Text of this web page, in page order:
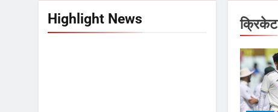
Highlight News क्रिकेट